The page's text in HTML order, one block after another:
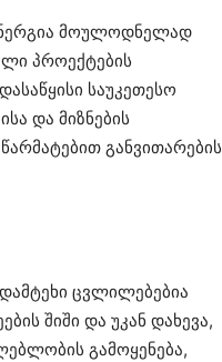
მოულოდნელად
პროექტების
საუკეთესო
და მიზნების
განვითარების
ცვლილებებია
შიში და უკან დახევა,
გამოყენება,